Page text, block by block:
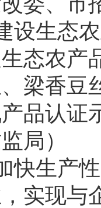
生态农
态农产
梁香豆
品认证
局）
生产性
实现与